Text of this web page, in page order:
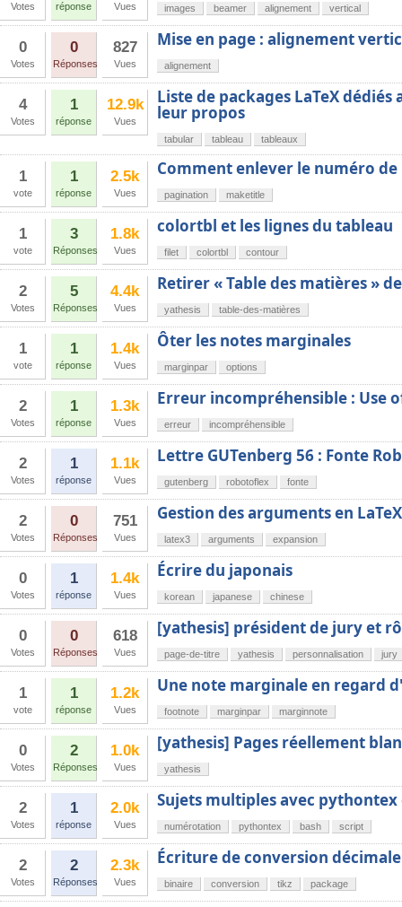
Votes réponse Vues images beamer alignement vertical
0
Votes
0
Réponses
827
Vues
Mise en page : alignement
alignement
4
Votes
1
réponse
12.9k
Vues
Liste de packages LaTeX
leur propos
tabular tableau tableaux
1
vote
1
réponse
2.5k
Vues
Comment enlever le numéro de
pagination maketitle
1
vote
3
Réponses
1.8k
Vues
colortbl et les lignes du tableau
filet colortbl contour
2
Votes
5
Réponses
4.4k
Vues
Retirer « Table des matières »
yathesis table-des-matières
1
vote
1
réponse
1.4k
Vues
Ôter les notes marginales
marginpar options
2
Votes
1
réponse
1.3k
Vues
Erreur incompréhensible : Use
erreur incompréhensible
2
Votes
1
réponse
1.1k
Vues
Lettre GUTenberg 56 : Fonte
gutenberg robotoflex fonte
2
Votes
0
Réponses
751
Vues
Gestion des arguments en
latex3 arguments expansion
0
Votes
1
réponse
1.4k
Vues
Écrire du japonais
korean japanese chinese
0
Votes
0
Réponses
618
Vues
[yathesis] président de jury et
page-de-titre yathesis personnalisation jury
1
vote
1
réponse
1.2k
Vues
Une note marginale en regard
footnote marginpar marginnote
0
Votes
2
Réponses
1.0k
Vues
[yathesis] Pages réellement
yathesis
2
Votes
1
réponse
2.0k
Vues
Sujets multiples avec
numérotation pythontex bash script
2
Votes
2
Réponses
2.3k
Vues
Écriture de conversion
binaire conversion tikz package